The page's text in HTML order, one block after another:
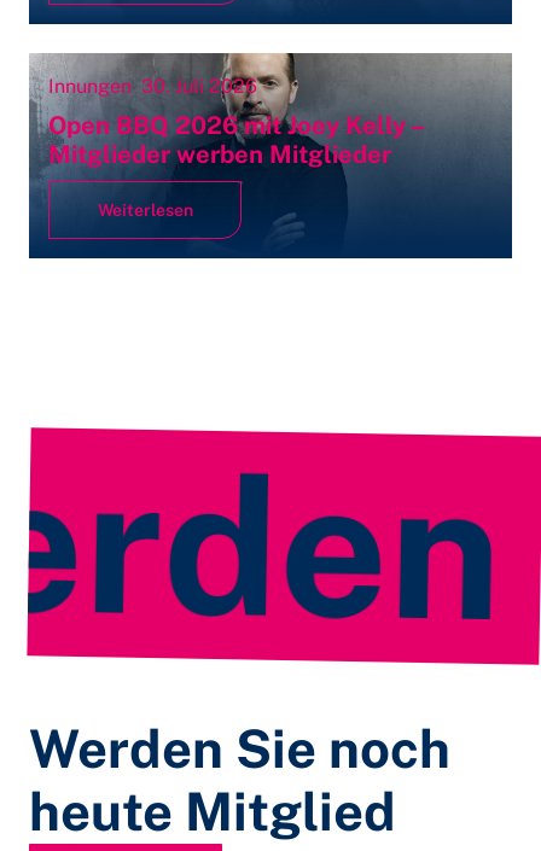
Innungen 30. Juli 2026
Open BBQ 2026 mit Joey Kelly –
Mitglieder werben Mitglieder
Weiterlesen
Werden Sie noch
heute Mitglied